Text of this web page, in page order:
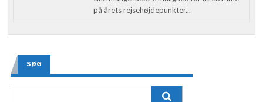
på årets rejsehøjdepunkter...
SØG